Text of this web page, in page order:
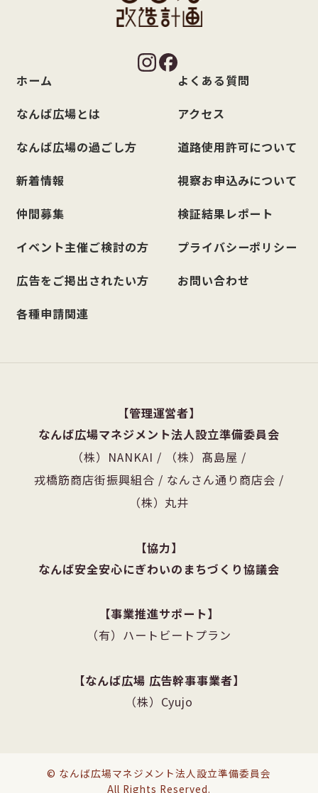
ホーム
なんば広場とは
なんば広場の過ごし方
新着情報
仲間募集
イベント主催ご検討の方
広告をご掲出されたい方
各種申請関連
よくある質問
アクセス
道路使用許可について
視察お申込みについて
検証結果レポート
プライバシーポリシー
お問い合わせ
管理運営者
なんば広場マネジメント法人設立準備委員会
（株）NANKAI / （株）髙島屋 /
戎橋筋商店街振興組合 / なんさん通り商店会 /
（株）丸井
協力
なんば安全安心にぎわいのまちづくり協議会
事業推進サポート
（有）ハートビートプラン
なんば広場 広告幹事事業者
（株）Cyujo
© なんば広場マネジメント法人設立準備委員会
All Rights Reserved.